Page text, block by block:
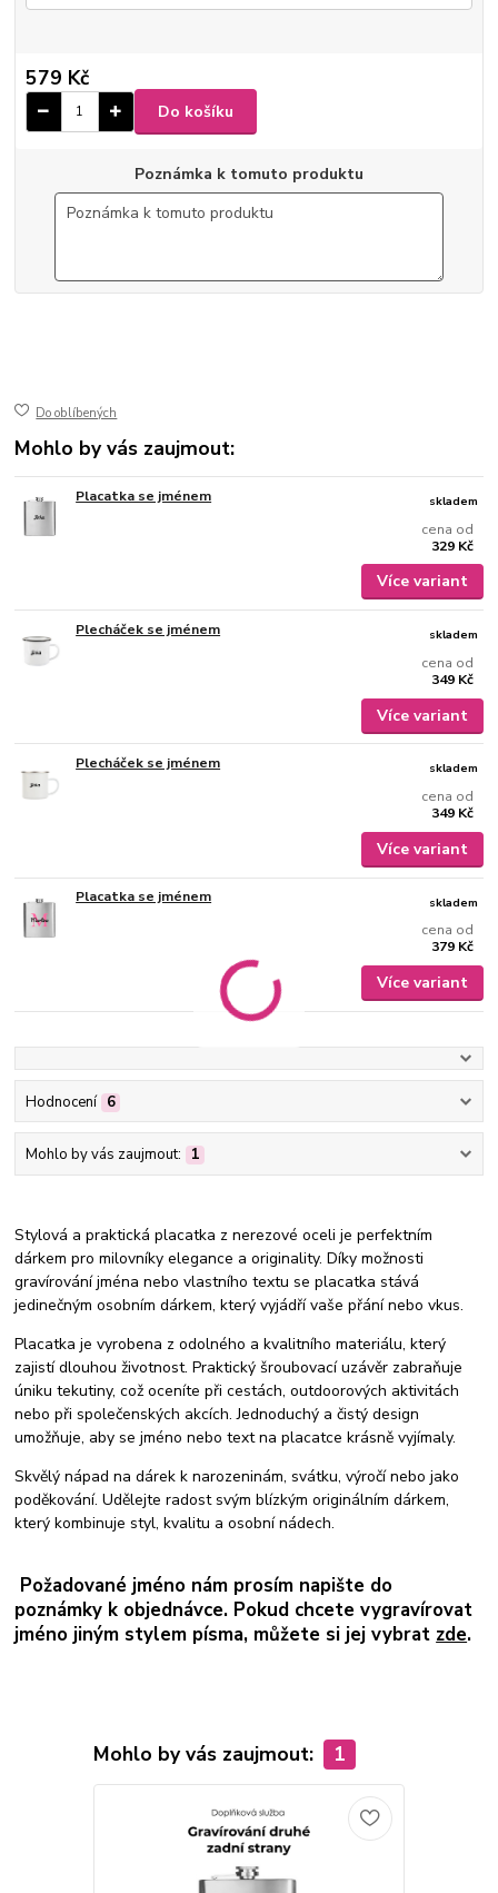
579 Kč
Do košíku
Poznámka k tomuto produktu
Do oblíbených
Mohlo by vás zaujmout:
Placatka se jménem
cena od
329 Kč
skladem
Více variant
Plecháček se jménem
cena od
349 Kč
skladem
Více variant
Plecháček se jménem
cena od
349 Kč
skladem
Více variant
Placatka se jménem
cena od
379 Kč
skladem
Více variant
Hodnocení 6
Mohlo by vás zaujmout: 1
Stylová a praktická placatka z nerezové oceli je perfektním
dárkem pro milovníky elegance a originality. Díky možnosti
gravírování jména nebo vlastního textu se placatka stává
jedinečným osobním dárkem, který vyjádří vaše přání nebo vkus.
Placatka je vyrobena z odolného a kvalitního materiálu, který
zajistí dlouhou životnost. Praktický šroubovací uzávěr zabraňuje
úniku tekutiny, což oceníte při cestách, outdoorových aktivitách
nebo při společenských akcích. Jednoduchý a čistý design
umožňuje, aby se jméno nebo text na placatce krásně vyjímaly.
Skvělý nápad na dárek k narozeninám, svátku, výročí nebo jako
poděkování. Udělejte radost svým blízkým originálním dárkem,
který kombinuje styl, kvalitu a osobní nádech.
Požadované jméno nám prosím napište do
poznámky k objednávce. Pokud chcete vygravírovat
jméno jiným stylem písma, můžete si jej vybrat zde.
Mohlo by vás zaujmout: 1